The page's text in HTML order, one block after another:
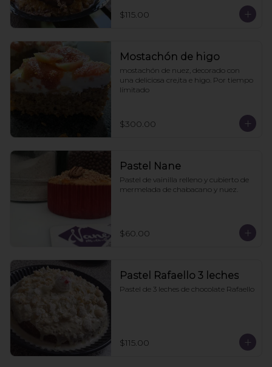
$115.00
Mostachón de higo
mostachón de nuez, decorado con
una deliciosa cre,ita e higo. Por tiempo
límitado
$300.00
Pastel Nane
Pastel de vainilla relleno y cubierto de
mermelada de chabacano y nuez.
$60.00
Pastel Rafaello 3 leches
Pastel de 3 leches de chocolate Rafaello
$115.00